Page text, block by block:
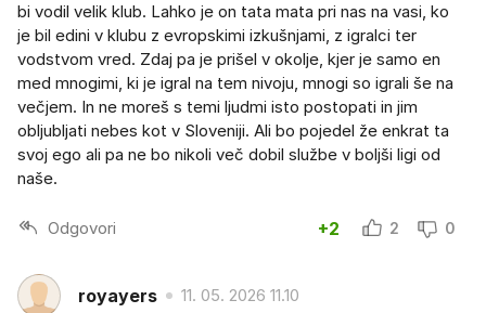
bi vodil velik klub. Lahko je on tata mata pri nas na vasi, ko
je bil edini v klubu z evropskimi izkušnjami, z igralci ter
vodstvom vred. Zdaj pa je prišel v okolje, kjer je samo en
med mnogimi, ki je igral na tem nivoju, mnogi so igrali še na
večjem. In ne moreš s temi ljudmi isto postopati in jim
obljubljati nebes kot v Sloveniji. Ali bo pojedel že enkrat ta
svoj ego ali pa ne bo nikoli več dobil službe v boljši ligi od
naše.
Odgovori +2 2 0
royayers 11. 05. 2026 11.10